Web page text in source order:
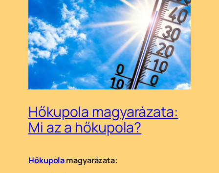
Hőkupola magyarázata:
Mi az a hőkupola?
Hőkupolamagyarázata: